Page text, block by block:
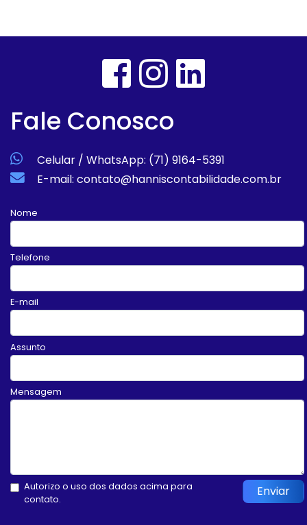
Fale Conosco
Celular / WhatsApp: (71) 9164-5391
E-mail: contato@hanniscontabilidade.com.br
Nome
Telefone
E-mail
Assunto
Mensagem
Autorizo o uso dos dados acima para
contato.
Enviar